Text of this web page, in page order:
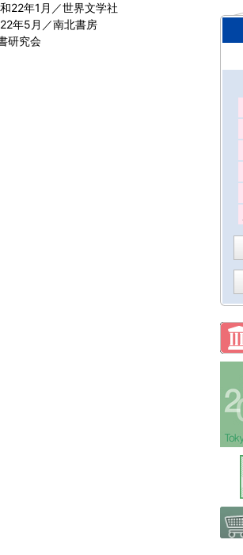
22年1月／世界文学社
年5月／南北書房
研究会